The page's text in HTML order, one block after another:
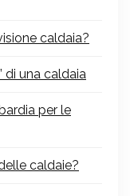
caldaia?
di una caldaia
per le
caldaie?